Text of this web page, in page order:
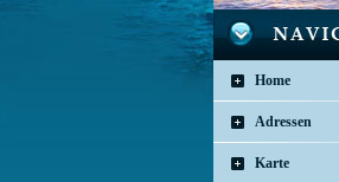
Home
Adressen
Karte